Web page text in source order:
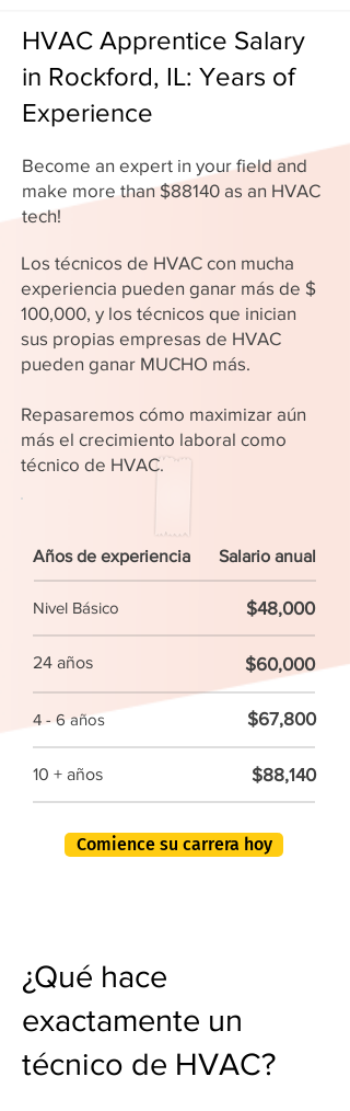
HVAC Apprentice Salary
in Rockford, IL: Years of
Experience
Become an expert in your field and
make more than $88140 as an HVAC
tech!
Los técnicos de HVAC con mucha
experiencia pueden ganar más de $
100,000, y los técnicos que inician
sus propias empresas de HVAC
pueden ganar MUCHO más.
Repasaremos cómo maximizar aún
más el crecimiento laboral como
técnico de HVAC.
Años de experiencia Salario anual
Nivel Básico $48,000
24 años $60,000
4 - 6 años $67,800
10 + años $88,140
Comience su carrera hoy
¿Qué hace
exactamente un
técnico de HVAC?